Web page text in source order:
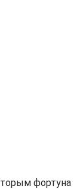
фортуна